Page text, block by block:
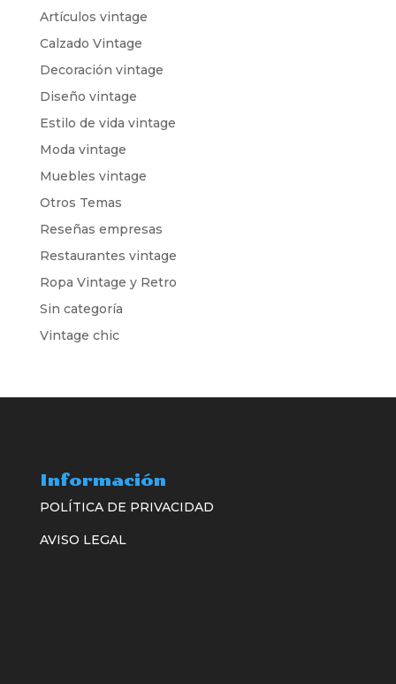
Artículos vintage
Calzado Vintage
Decoración vintage
Diseño vintage
Estilo de vida vintage
Moda vintage
Muebles vintage
Otros Temas
Reseñas empresas
Restaurantes vintage
Ropa Vintage y Retro
Sin categoría
Vintage chic
Información
POLÍTICA DE PRIVACIDAD
AVISO LEGAL